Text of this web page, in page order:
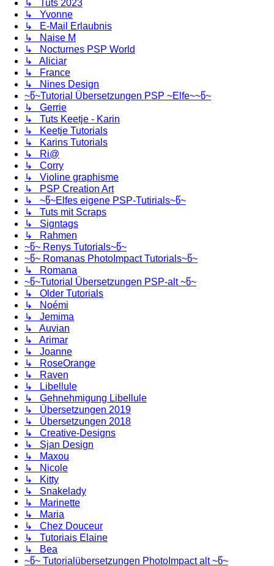
↳ Tuts 2023
↳ Yvonne
↳ E-Mail Erlaubnis
↳ Naise M
↳ Nocturnes PSP World
↳ Aliciar
↳ France
↳ Nines Design
~წ~Tutorial Übersetzungen PSP ~Elfe~~წ~
↳ Gerrie
↳ Tuts Keetje - Karin
↳ Keetje Tutorials
↳ Karins Tutorials
↳ Ri@
↳ Corry
↳ Violine graphisme
↳ PSP Creation Art
↳ ~წ~Elfes eigene PSP-Tutirials~წ~
↳ Tuts mit Scraps
↳ Signtags
↳ Rahmen
~წ~ Renys Tutorials~წ~
~წ~ Romanas PhotoImpact Tutorials~წ~
↳ Romana
~წ~Tutorial Übersetzungen PSP-alt ~წ~
↳ Older Tutorials
↳ Noémi
↳ Jemima
↳ Auvian
↳ Arimar
↳ Joanne
↳ RoseOrange
↳ Raven
↳ Libellule
↳ Gehnehmigung Libellule
↳ Übersetzungen 2019
↳ Übersetzungen 2018
↳ Creative-Designs
↳ Sjan Design
↳ Maxou
↳ Nicole
↳ Kitty
↳ Snakelady
↳ Marinette
↳ Maria
↳ Chez Douceur
↳ Tutoriais Elaine
↳ Bea
~წ~ Tutorialübersetzungen PhotoImpact alt ~წ~